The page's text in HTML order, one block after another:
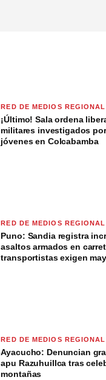
RED DE MEDIOS
¡Último! Sala ordena
militares investigados
jóvenes en Colcabamba
RED DE MEDIOS
Puno: Sandia registra
asaltos armados en
transportistas exigen
RED DE MEDIOS
Ayacucho: Denuncian
apu Razuhuillca tras
montañas